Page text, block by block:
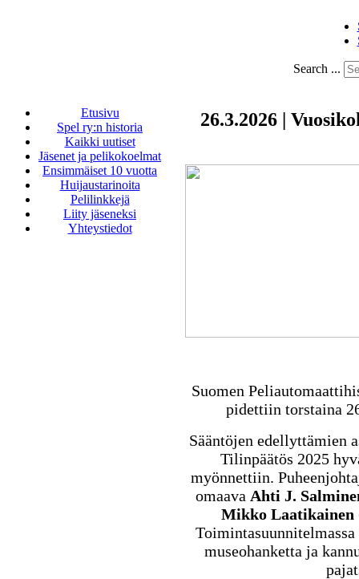
Search ...
Etusivu
Spel ry:n historia
Kaikki uutiset
Jäsenet ja pelikokoelmat
Ensimmäiset 10 vuotta
Huijaustarinoita
Pelilinkkejä
Liity jäseneksi
Yhteystiedot
26.3.2026 |
Suomen
pidettiin torstaina
Sääntöjen edellyttämien
Tilinpäätös 2025
myönnettiin.
omaava Ahti J.
Mikko Laatikainen
museohanketta ja